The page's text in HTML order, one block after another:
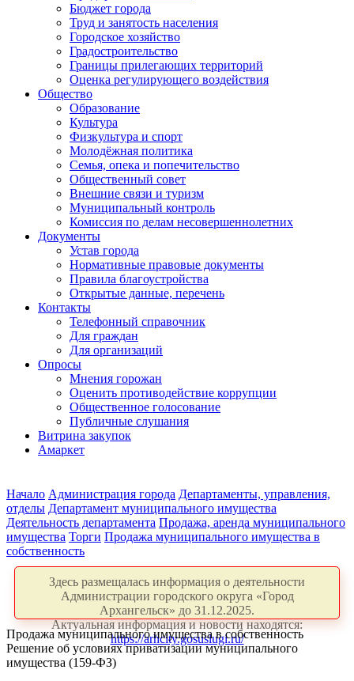
Бюджет города
Труд и занятость населения
Городское хозяйство
Градостроительство
Границы прилегающих территорий
Оценка регулирующего воздействия
Общество
Образование
Культура
Физкультура и спорт
Молодёжная политика
Семья, опека и попечительство
Общественный совет
Внешние связи и туризм
Муниципальный контроль
Комиссия по делам несовершеннолетних
Документы
Устав города
Нормативные правовые документы
Правила благоустройства
Открытые данные, перечень
Контакты
Телефонный справочник
Для граждан
Для организаций
Опросы
Мнения горожан
Оценить противодействие коррупции
Общественное голосование
Публичные слушания
Витрина закупок
Амаркет
Начало Администрация города Департаменты, управления,
отделы Департамент муниципального имущества
Деятельность департамента Продажа, аренда муниципального
имущества Торги Продажа муниципального имущества в
собственность
Здесь размещалась информация о деятельности
Администрации городского округа «Город
Архангельск» до 31.12.2025.
Актуальная информация и новости находятся:
https://arhcity.gosuslugi.ru/
Продажа муниципального имущества в собственность
Решение об условиях приватизации муниципального
имущества (159-ФЗ)